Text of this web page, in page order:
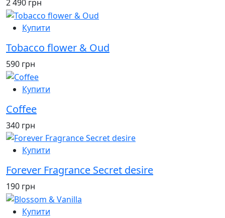
2 490 грн
Купити
Tobacco flower & Oud
590 грн
Купити
Coffee
340 грн
Купити
Forever Fragrance Secret desire
190 грн
Купити